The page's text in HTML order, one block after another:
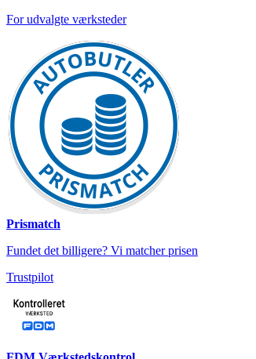
For udvalgte værksteder
Prismatch
Fundet det billigere? Vi matcher prisen
Trustpilot